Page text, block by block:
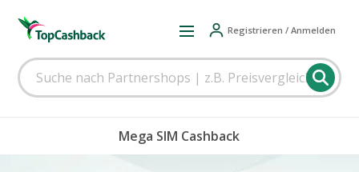
Registrieren / Anmelden
Mega SIM Cashback